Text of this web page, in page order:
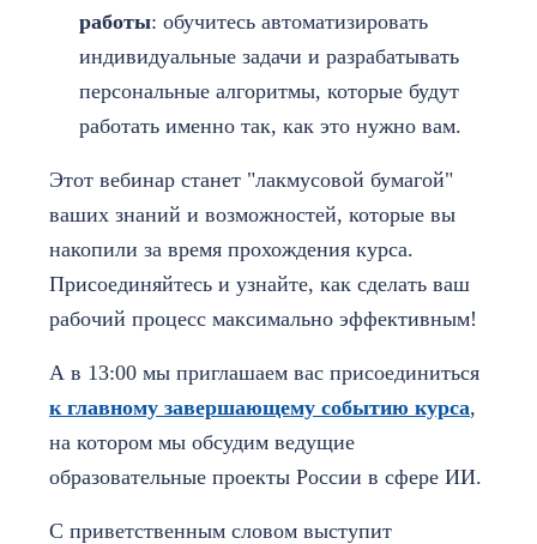
работы: обучитесь автоматизировать
индивидуальные задачи и разрабатывать
персональные алгоритмы, которые будут
работать именно так, как это нужно вам.
Этот вебинар станет "лакмусовой бумагой"
ваших знаний и возможностей, которые вы
накопили за время прохождения курса.
Присоединяйтесь и узнайте, как сделать ваш
рабочий процесс максимально эффективным!
А в 13:00 мы приглашаем вас присоединиться
к главному завершающему событию курса,
на котором мы обсудим ведущие
образовательные проекты России в сфере ИИ.
С приветственным словом выступит